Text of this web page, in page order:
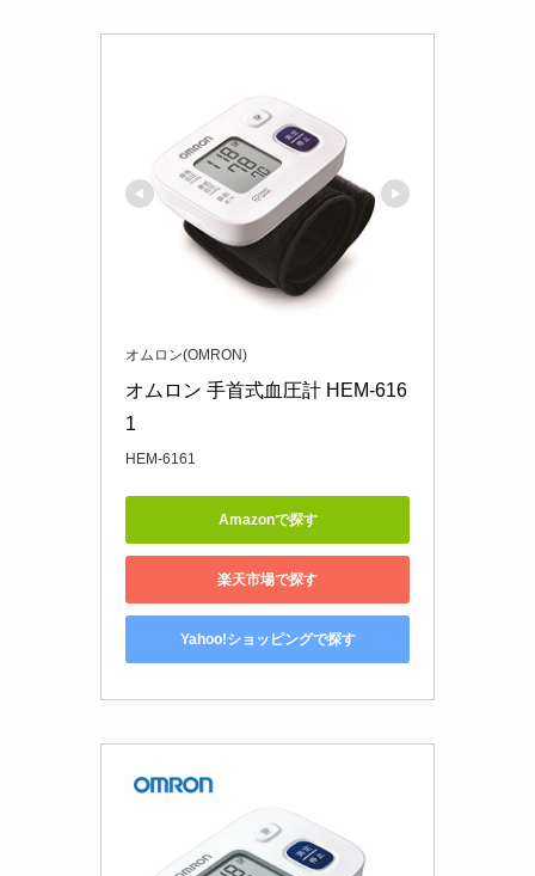
オムロン(OMRON)
オムロン 手首式血圧計 HEM-616
1
HEM-6161
Amazonで探す
楽天市場で探す
Yahoo!ショッピングで探す